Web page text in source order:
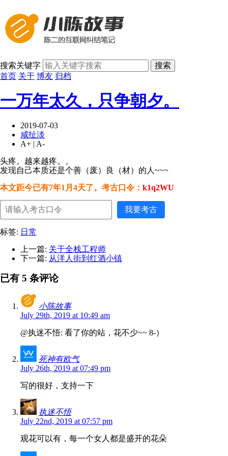
搜索关键字
搜索
首页 关于 博友 归档
一万年太久，只争朝夕。
2019-07-03
咸扯淡
A+ | A-
头疼。越来越疼。。
发现自己本质还是个善（废）良（材）的人~~~
本文距今已有7年1月4天了。考古口令： k1q2WU
我要考古
标签: 日常
上一篇: 关于全栈工程师
下一篇: 从洋人街到红酒小镇
已有 5 条评论
小陈故事
July 29th, 2019 at 10:49 am
@执迷不悟: 看了你的站，花不少~~ 8-）
死神有欧气
July 26th, 2019 at 07:49 pm
写的很好，支持一下
执迷不悟
July 22nd, 2019 at 07:57 pm
观花可以有，每一个女人都是盛开的花朵